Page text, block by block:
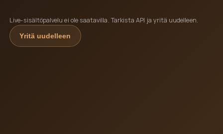
Live-sisältöpalvelu ei ole saatavilla. Tarkista API ja yritä uudelleen.
Yritä uudelleen